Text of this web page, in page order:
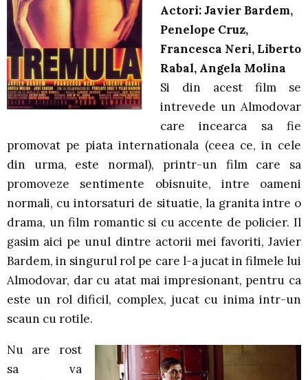
Actori: Javier Bardem,
Penelope Cruz,
Francesca Neri, Liberto
Rabal, Angela Molina
Si din acest film se
intrevede un Almodovar
care incearca sa fie
promovat pe piata internationala (ceea ce, in cele
din urma, este normal), printr-un film care sa
promoveze sentimente obisnuite, intre oameni
normali, cu intorsaturi de situatie, la granita intre o
drama, un film romantic si cu accente de policier. Il
gasim aici pe unul dintre actorii mei favoriti, Javier
Bardem, in singurul rol pe care l-a jucat in filmele lui
Almodovar, dar cu atat mai impresionant, pentru ca
este un rol dificil, complex, jucat cu inima intr-un
scaun cu rotile.
Nu are rost
sa va